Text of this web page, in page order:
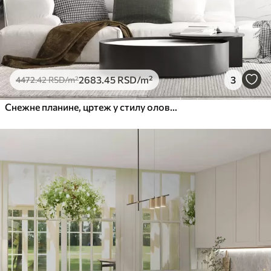
4472.42RSD/m²2683.45RSD/m² 3
Снежне планине, цртеж у стилу оловке, минимализам, шума, природа